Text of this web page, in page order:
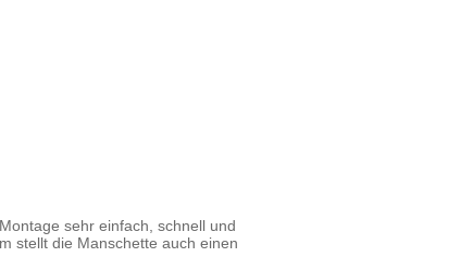
sehr einfach, schnell und
stellt die Manschette auch einen